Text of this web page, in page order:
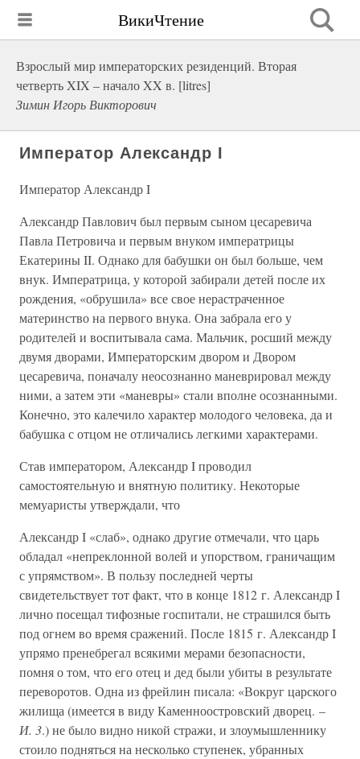
ВикиЧтение
Взрослый мир императорских резиденций. Вторая
четверть XIX – начало XX в. [litres]
Зимин Игорь Викторович
Император Александр I
Император Александр I
Александр Павлович был первым сыном цесаревича
Павла Петровича и первым внуком императрицы
Екатерины II. Однако для бабушки он был больше, чем
внук. Императрица, у которой забирали детей после их
рождения, «обрушила» все свое нерастраченное
материнство на первого внука. Она забрала его у
родителей и воспитывала сама. Мальчик, росший между
двумя дворами, Императорским двором и Двором
цесаревича, поначалу неосознанно маневрировал между
ними, а затем эти «маневры» стали вполне осознанными.
Конечно, это калечило характер молодого человека, да и
бабушка с отцом не отличались легкими характерами.
Став императором, Александр I проводил
самостоятельную и внятную политику. Некоторые
мемуаристы утверждали, что
Александр I «слаб», однако другие отмечали, что царь
обладал «непреклонной волей и упорством, граничащим
с упрямством». В пользу последней черты
свидетельствует тот факт, что в конце 1812 г. Александр I
лично посещал тифозные госпитали, не страшился быть
под огнем во время сражений. После 1815 г. Александр I
упрямо пренебрегал всякими мерами безопасности,
помня о том, что его отец и дед были убиты в результате
переворотов. Одна из фрейлин писала: «Вокруг царского
жилища (имеется в виду Каменноостровский дворец. –
И. 3.) не было видно никой стражи, и злоумышленнику
стоило подняться на несколько ступенек, убранных